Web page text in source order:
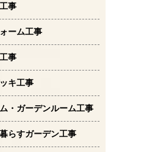
事
ーム工事
事
キ工事
・ガーデンルーム工事
らすガーデン工事